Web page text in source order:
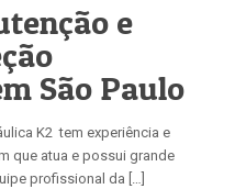
e
São Paulo
K2 tem experiência e
que atua e possui grande
profissional da […]